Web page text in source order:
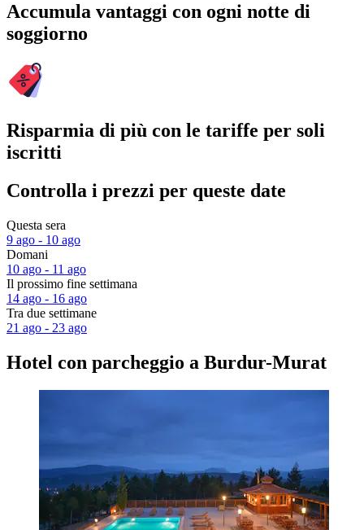
Accumula vantaggi con ogni notte di
soggiorno
Risparmia di più con le tariffe per soli
iscritti
Controlla i prezzi per queste date
Questa sera
9 ago - 10 ago
Domani
10 ago - 11 ago
Il prossimo fine settimana
14 ago - 16 ago
Tra due settimane
21 ago - 23 ago
Hotel con parcheggio a Burdur-Murat